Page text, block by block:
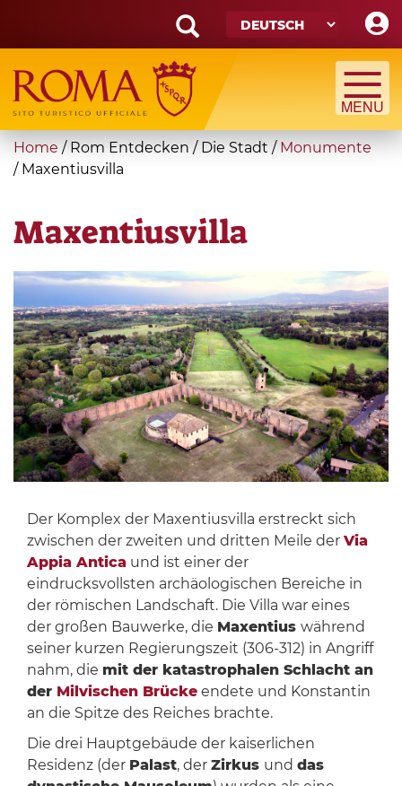
main
content
Search
form
Suche
You
are
Home / Rom Entdecken / Die Stadt / Monumente
/ Maxentiusvilla
Maxentiusvilla
Der Komplex der Maxentiusvilla erstreckt sich
zwischen der zweiten und dritten Meile der Via
Appia Anticaund ist einer der
eindrucksvollsten archäologischen Bereiche in
der römischen Landschaft. Die Villa war eines
der großen Bauwerke, die Maxentius während
seiner kurzen Regierungszeit (306-312) in Angriff
nahm, die mit der katastrophalen Schlacht an
der Milvischen Brückeendete und Konstantin
an die Spitze des Reiches brachte.
Die drei Hauptgebäude der kaiserlichen
Residenz (der Palast, der Zirkus und das